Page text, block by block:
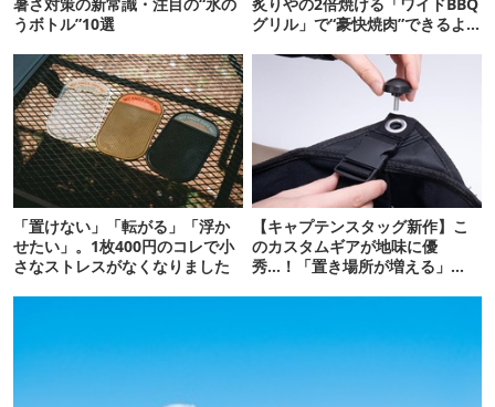
うボトル”10選
グリル」で“豪快焼肉”できるよ
「置けない」「転がる」「浮か
せたい」。1枚400円のコレで小
さなストレスがなくなりました
【キャプテンスタッグ新作】こ
のカスタムギアが地味に優
秀…！「置き場所が増える」